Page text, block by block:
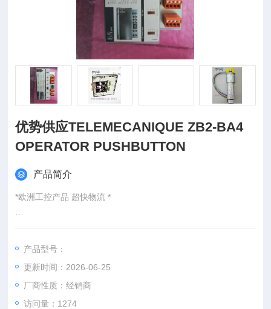
优势供应TELEMECANIQUE ZB2-BA4
OPERATOR PUSHBUTTON
产品简介
*欧洲工控产品 超快物流 *
：
：@
http://www./优势供应EMECANIQUE ZB2-BA4 OPERATOR PUS
HBUTTON
产品型号：
更新时间：2026-06-25
厂商性质：经销商
访问量：1274